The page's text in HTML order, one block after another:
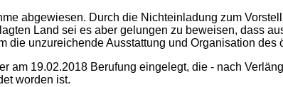
Durch die Nichteinladung zum
Land sei es aber gelungen zu beweisen, dass
unzureichende Ausstattung und Organisation des
19.02.2018 Berufung eingelegt, die - nach
worden ist.